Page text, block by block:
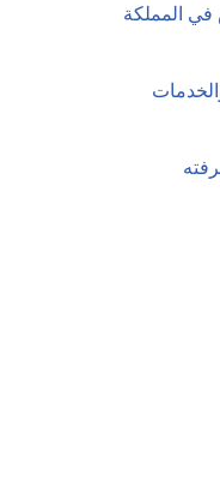
المملكة